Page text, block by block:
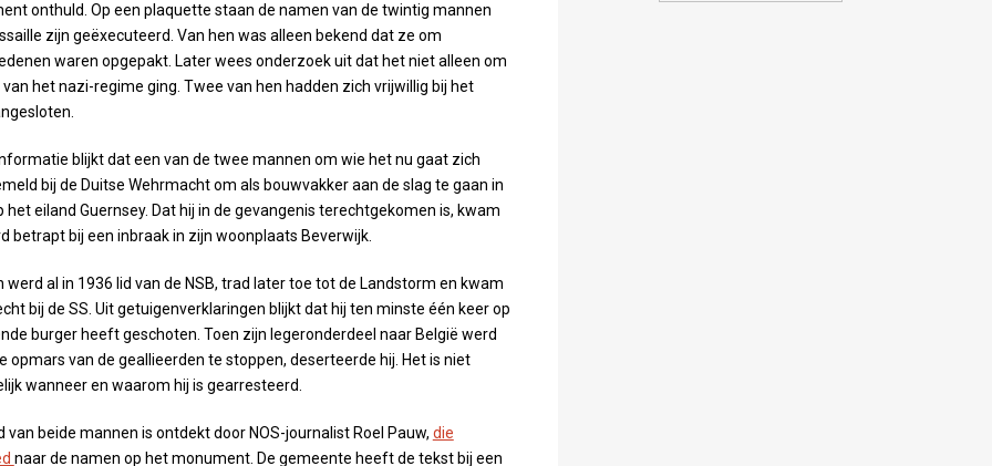
onthuld. Op een plaquette staan de namen van de twintig mannen
zijn geëxecuteerd. Van hen was alleen bekend dat ze om
waren opgepakt. Later wees onderzoek uit dat het niet alleen om
het nazi-regime ging. Twee van hen hadden zich vrijwillig bij het
blijkt dat een van de twee mannen om wie het nu gaat zich
bij de Duitse Wehrmacht om als bouwvakker aan de slag te gaan in
het eiland Guernsey. Dat hij in de gevangenis terechtgekomen is, kwam
betrapt bij een inbraak in zijn woonplaats Beverwijk.
werd al in 1936 lid van de NSB, trad later toe tot de Landstorm en kwam
bij de SS. Uit getuigenverklaringen blijkt dat hij ten minste één keer op
burger heeft geschoten. Toen zijn legeronderdeel naar België werd
opmars van de geallieerden te stoppen, deserteerde hij. Het is niet
wanneer en waarom hij is gearresteerd.
van beide mannen is ontdekt door NOS-journalist Roel Pauw, die
naar de namen op het monument. De gemeente heeft de tekst bij een